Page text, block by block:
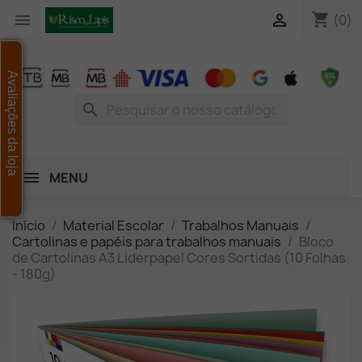
 shopping_cart (0)

search
MENU
Início Material Escolar
Trabalhos Manuais
Cartolinas e papéis para trabalhos manuais
Bloco
de Cartolinas A3 Liderpapel Cores Sortidas (10 Folhas
- 180g)
Avaliações da loja